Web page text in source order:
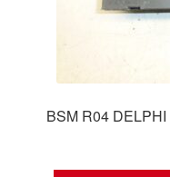
BSM R04